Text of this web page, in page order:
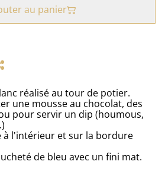
au panier
réalisé au tour de potier.
une mousse au chocolat, des
pour servir un dip (houmous,
à l'intérieur et sur la bordure
de bleu avec un fini mat.